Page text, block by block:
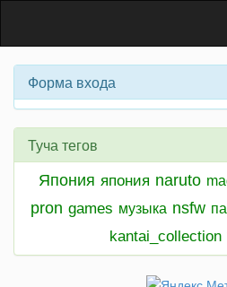
Форма входа
Туча тегов
Япония япония naruto
pron games музыка nsfw
kantai_collection